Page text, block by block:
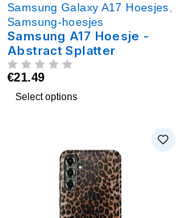
Samsung Galaxy A17 Hoesjes
Samsung-hoesjes
Samsung A17 Hoesje -
Abstract Splatter
€21.49
Select options